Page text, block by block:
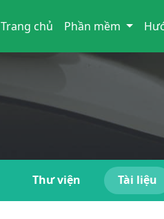
Trang chủ Phần mềm
Thư viện Tài liệu